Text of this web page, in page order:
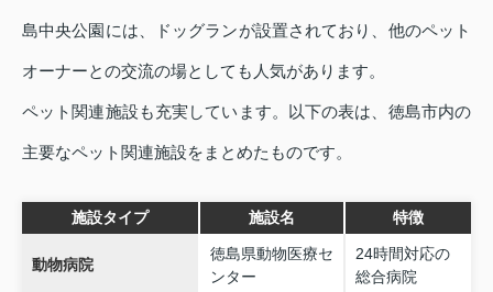
島中央公園には、ドッグランが設置されており、他のペット
オーナーとの交流の場としても人気があります。
ペット関連施設も充実しています。以下の表は、徳島市内の
主要なペット関連施設をまとめたものです。
施設タイプ 施設名 特徴
動物病院
徳島県動物医療セ
ンター
24時間対応の
総合病院